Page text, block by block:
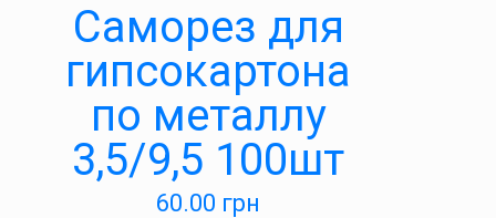
Саморез для
гипсокартона
по металлу
3,5/9,5 100шт
60.00 грн